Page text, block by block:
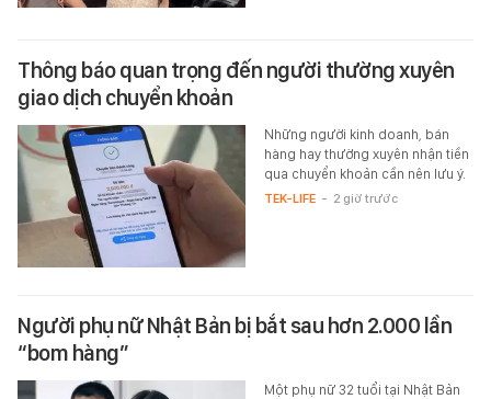
Thông báo quan trọng đến người thường xuyên
giao dịch chuyển khoản
Những người kinh doanh, bán
hàng hay thường xuyên nhận tiền
qua chuyển khoản cần nên lưu ý.
TEK-LIFE - 2 giờ trước
Người phụ nữ Nhật Bản bị bắt sau hơn 2.000 lần
“bom hàng”
Một phụ nữ 32 tuổi tại Nhật Bản